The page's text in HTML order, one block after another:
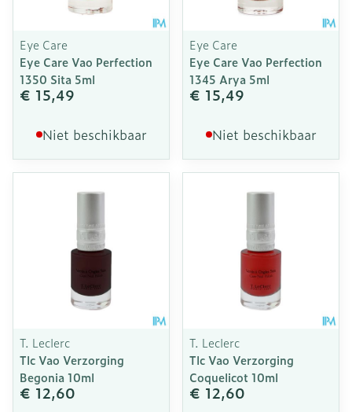
Eye Care
Eye Care Vao Perfection
1350 Sita 5ml
€ 15,49
Niet beschikbaar
Eye Care
Eye Care Vao Perfection
1345 Arya 5ml
€ 15,49
Niet beschikbaar
T. Leclerc
Tlc Vao Verzorging
Begonia 10ml
€ 12,60
T. Leclerc
Tlc Vao Verzorging
Coquelicot 10ml
€ 12,60